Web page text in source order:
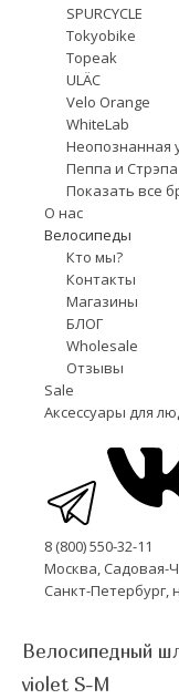
SPURCYCLE
Tokyobike
Topeak
ULÄC
Velo Orange
WhiteLab
Неопознанная
Пеппа и Стрэпа
Показать все
О нас
Велосипеды
Кто мы?
Контакты
Магазины
БЛОГ
Wholesale
Отзывы
Sale
Аксессуары для
8 (800) 550-32-11
Москва, Садовая-
Санкт-Петербург,
Велосипедный
violet S-M